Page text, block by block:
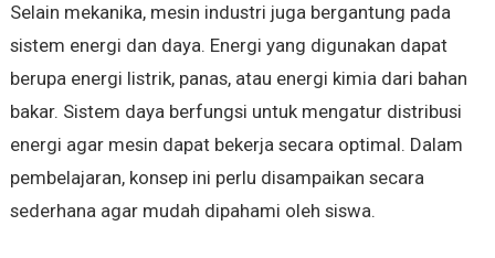
Selain mekanika, mesin industri juga bergantung pada
sistem energi dan daya. Energi yang digunakan dapat
berupa energi listrik, panas, atau energi kimia dari bahan
bakar. Sistem daya berfungsi untuk mengatur distribusi
energi agar mesin dapat bekerja secara optimal. Dalam
pembelajaran, konsep ini perlu disampaikan secara
sederhana agar mudah dipahami oleh siswa.